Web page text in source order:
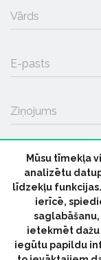
Vārds
E-pasts
Ziņojums
© 2026
Mūsu tīmekļa
analizētu
līdzekļu
ierīcē,
ietekmēt
iegūtu papildu